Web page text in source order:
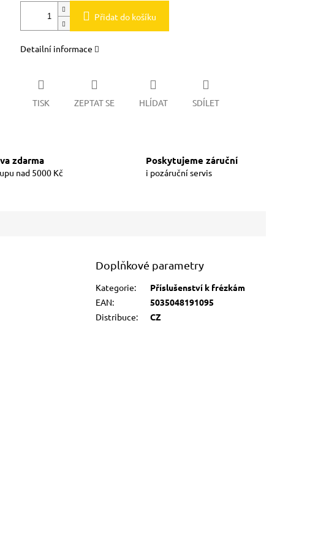
Přidat do košíku
Detailní informace
TISK ZEPTAT SE HLÍDAT SDÍLET
zdarma
nad 5000 Kč
Poskytujeme záruční
i pozáruční servis
Doplňkové parametry
Kategorie:
Příslušenství k frézkám
EAN:
5035048191095
Distribuce: CZ